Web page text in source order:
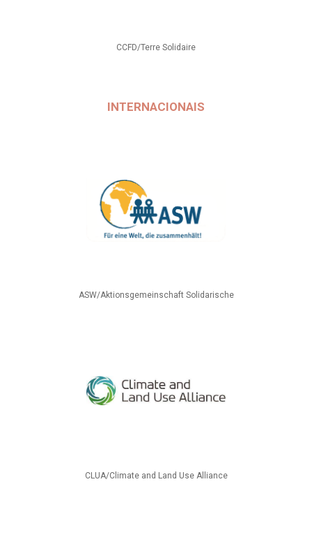
CCFD/Terre Solidaire
INTERNACIONAIS
ASW/Aktionsgemeinschaft Solidarische
CLUA/Climate and Land Use Alliance